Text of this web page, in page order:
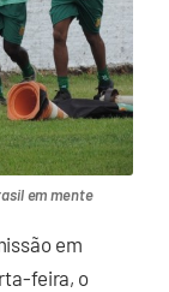
em mente
em
feira, o